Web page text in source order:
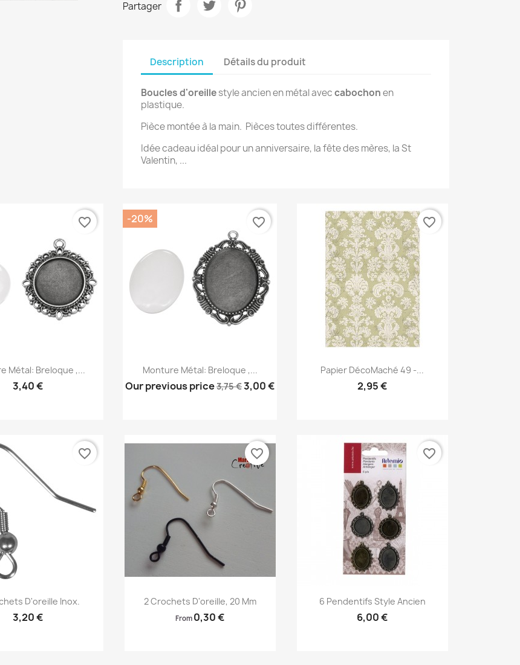
Partager
Description Détails du produit
Boucles d'oreillestyle ancien en métal aveccabochonen
plastique.
Pièce montée à la main. Pièces toutes différentes.
Idée cadeau idéal pour un anniversaire, la fête des mères, la St
Valentin, ...
Aperçu rapide
Métal: Breloque ,...
3,40 €
favorite_border
Aperçu rapide
Monture Métal: Breloque ,...
Our previous price3,75 €3,00 €
-20% favorite_border
Aperçu rapide
Papier DécoMaché 49 -...
2,95 €
favorite_border
Aperçu rapide
D'oreille Inox.
3,20 €
favorite_border
Aperçu rapide
2 Crochets D'oreille, 20 Mm
From 0,30 €
favorite_border
Aperçu rapide
6 Pendentifs Style Ancien
6,00 €
favorite_border